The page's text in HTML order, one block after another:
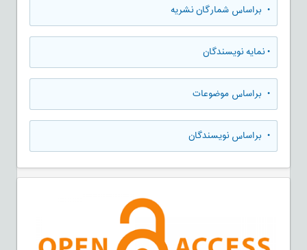
• براساس شمارگان نشریه
•نمایه نویسندگان
• براساس موضوعات
• براساس نویسندگان